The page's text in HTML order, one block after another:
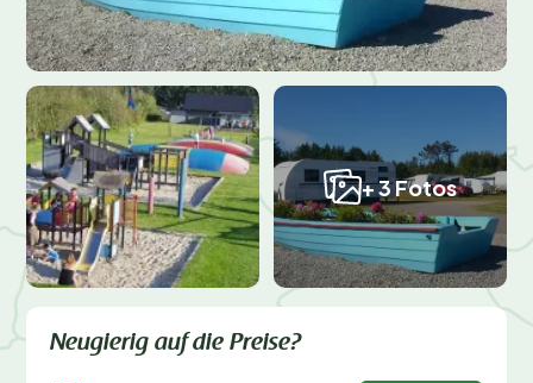
+ 3 Fotos
Neugierig auf die Preise?